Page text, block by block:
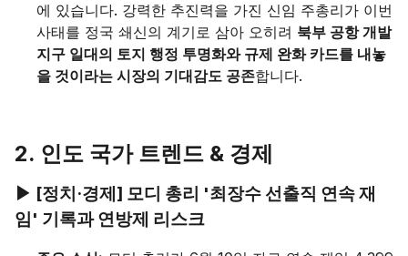
에 있습니다. 강력한 추진력을 가진 신임 주총리가 이번
사태를 정국 쇄신의 계기로 삼아 오히려 북부 공항 개발
지구 일대의 토지 행정 투명화와 규제 완화 카드를 내놓
을 것이라는 시장의 기대감도 공존합니다.
2. 인도 국가 트렌드 & 경제
▶ [정치·경제] 모디 총리 '최장수 선출직 연속 재
임' 기록과 연방제 리스크